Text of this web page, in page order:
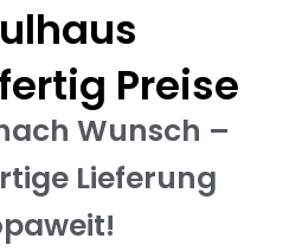
Preise
Wunsch –
Lieferung